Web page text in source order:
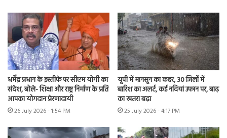
धर्मेंद्र प्रधान के इस्तीफे पर सीएम योगी का
संदेश, बोले- शिक्षा और राष्ट्र निर्माण के प्रति
आपका योगदान प्रेरणादायी
26 July 2026 - 1:54 PM
यूपी में मानसून का कहर, 30 जिलों में
बारिश का अलर्ट, कई नदियां उफान पर, बाढ़
का खतरा बढ़ा
25 July 2026 - 4:17 PM